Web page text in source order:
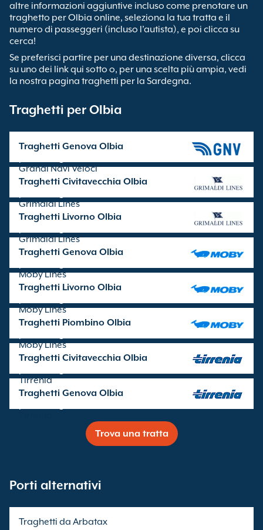
altre informazioni aggiuntive incluso come prenotare un
traghetto per Olbia online, seleziona la tua tratta e il
numero di passeggeri (incluso l’autista), e poi clicca su
cerca!
Se preferisci partire per una destinazione diversa, clicca
su uno dei link qui sotto o, per una scelta più ampia, vedi
la nostra pagina traghetti per la Sardegna.
Traghetti per Olbia
Traghetti Genova Olbia
Grandi Navi Veloci
Traghetti Civitavecchia Olbia
Grimaldi Lines
Traghetti Livorno Olbia
Grimaldi Lines
Traghetti Genova Olbia
Moby Lines
Traghetti Livorno Olbia
Moby Lines
Traghetti Piombino Olbia
Moby Lines
Traghetti Civitavecchia Olbia
Tirrenia
Traghetti Genova Olbia
Trova una tratta
Porti alternativi
Traghetti da Arbatax